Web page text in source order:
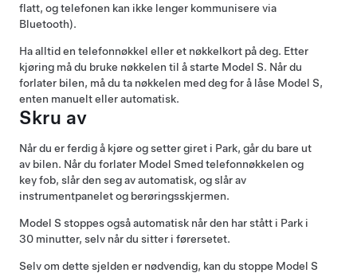
flatt, og telefonen kan ikke lenger kommunisere via
Bluetooth).
Ha alltid en telefonnøkkel eller et nøkkelkort på deg. Etter
kjøring må du bruke nøkkelen til å starte Model S. Når du
forlater bilen, må du ta nøkkelen med deg for å låse Model S,
enten manuelt eller automatisk.
Skru av
Når du er ferdig å kjøre og setter giret i Park, går du bare ut
av bilen. Når du forlater Model Smed telefonnøkkelen og
key fob, slår den seg av automatisk, og slår av
instrumentpanelet og berøringsskjermen.
Model S stoppes også automatisk når den har stått i Park i
30 minutter, selv når du sitter i førersetet.
Selv om dette sjelden er nødvendig, kan du stoppe Model S